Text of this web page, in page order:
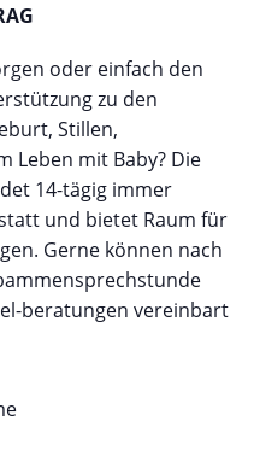
oder einfach den
zu den
Stillen,
Leben mit Baby? Die
14-tägig immer
und bietet Raum für
Gerne können nach
beratungen vereinbart